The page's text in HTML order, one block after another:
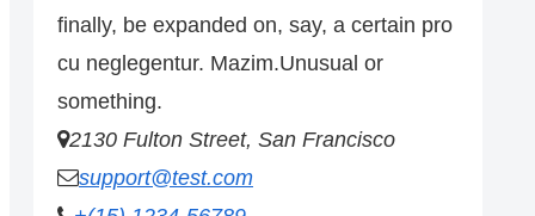
finally, be expanded on, say, a certain pro
cu neglegentur. Mazim.Unusual or
something.
2130 Fulton Street, San Francisco
support@test.com